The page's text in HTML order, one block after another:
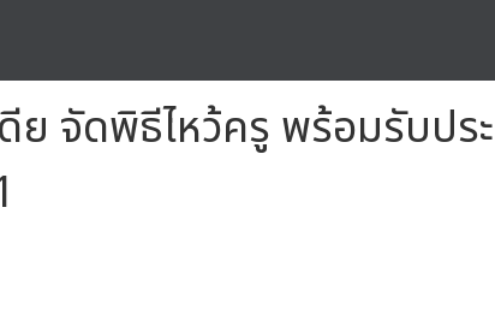
ย จัดพิธีไหว้ครู พร้อมรับป